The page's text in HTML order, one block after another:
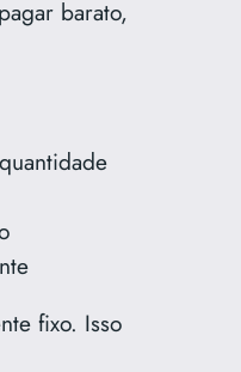
barato,
fixo. Isso